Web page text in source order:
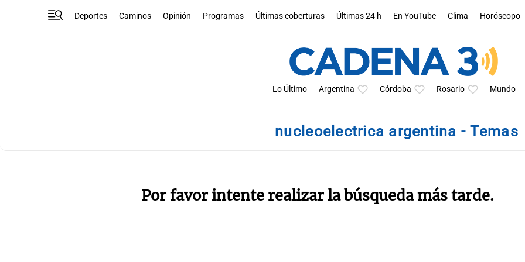
Deportes Caminos Opinión Programas Últimas coberturas Últimas 24 h En YouTube Clima Horóscopo
Lo Último Argentina Córdoba Rosario Mundo
nucleoelectrica argentina - Temas
Por favor intente realizar la búsqueda más tarde.